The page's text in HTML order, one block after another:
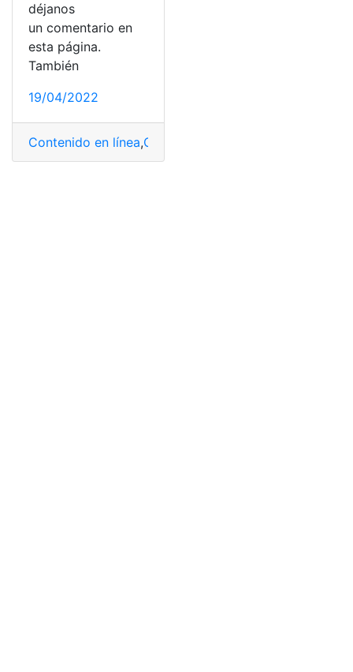
déjanos
un comentario en
esta página.
También
19/04/2022
Contenido en línea,Crear lista